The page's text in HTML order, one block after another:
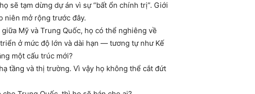
sẽ tạm dừng dự án vì sự “bất ổn chính trị”. Giới
niên mở rộng trước đây.
Mỹ và Trung Quốc, họ có thể nghiêng về
ở mức độ lớn và dài hạn — tương tự như Kế
một cấu trúc mới?
tầng và thị trường. Vì vậy họ không thể cắt đứt